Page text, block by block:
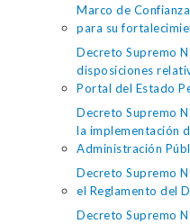
Marco de
para su
Decreto Supremo
disposiciones
Portal del Estado
Decreto Supremo
la implementación
Administración
Decreto Supremo
el Reglamento del
Decreto Supremo